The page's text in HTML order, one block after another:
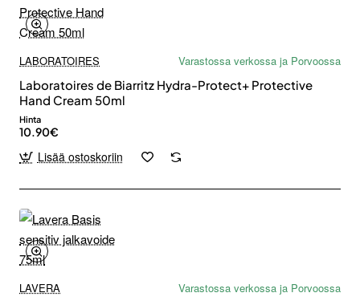
LABORATOIRES
Varastossa verkossa ja Porvoossa
Laboratoires de Biarritz Hydra-Protect+ Protective
Hand Cream 50ml
Hinta
10.90€
Lisää ostoskoriin
LAVERA
Varastossa verkossa ja Porvoossa